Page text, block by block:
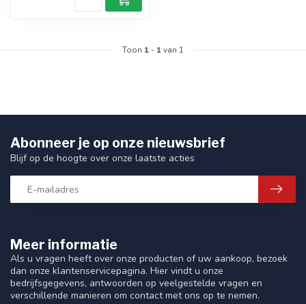
Toon 1 - 1van 1
Meer informatie
Als u vragen heeft over onze producten of uw aankoop, bezoek
dan onze klantenservicepagina. Hier vindt u onze
bedrijfsgegevens, antwoorden op veelgestelde vragen en
verschillende manieren om contact met ons op te nemen.
Abonneer je op onze nieuwsbrief
Blijf op de hoogte over onze laatste acties